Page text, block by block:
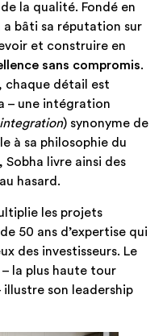
la qualité. Fondé en
a bâti sa réputation sur
et construire en
sans compromis.
chaque détail est
– une intégration
) synonyme de
à sa philosophie du
Sobha livre ainsi des
hasard.
les projets
50 ans d’expertise qui
des investisseurs. Le
– la plus haute tour
illustre son leadership